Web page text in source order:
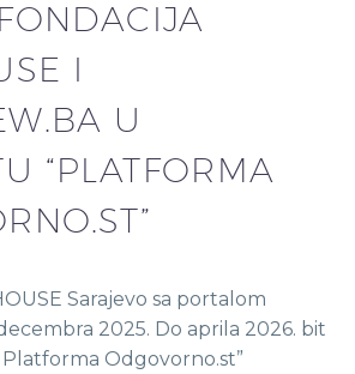
FONDACIJA
I
U
“PLATFORMA
Sarajevo sa portalom
2025. Do aprila 2026. bit
Odgovorno.st”